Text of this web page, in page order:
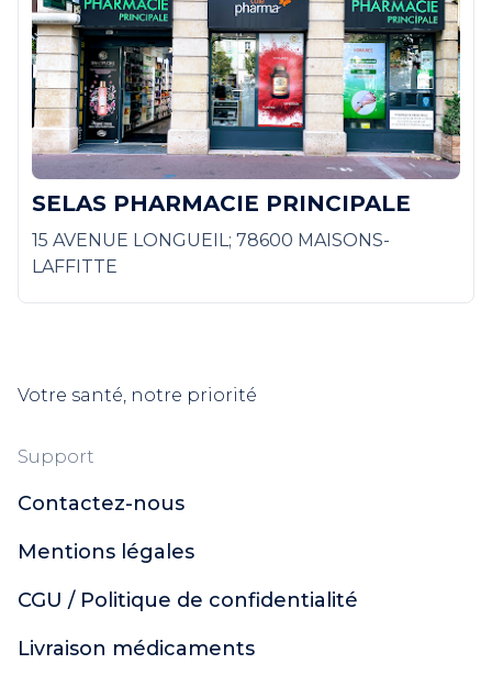
SELAS PHARMACIE PRINCIPALE
15 AVENUE LONGUEIL; 78600 MAISONS-
LAFFITTE
Votre santé, notre priorité
Support
Contactez-nous
Mentions légales
CGU / Politique de confidentialité
Livraison médicaments